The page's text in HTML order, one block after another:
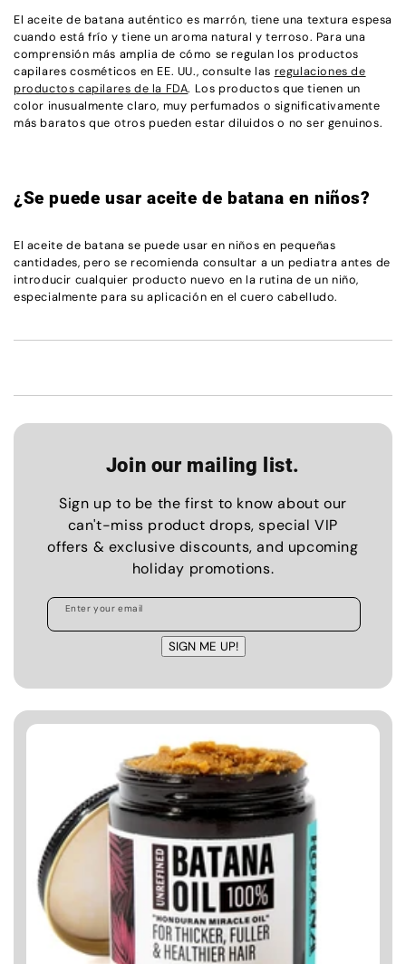
El aceite de batana auténtico es marrón, tiene una textura espesa
cuando está frío y tiene un aroma natural y terroso. Para una
comprensión más amplia de cómo se regulan los productos
capilares cosméticos en EE. UU., consulte las regulaciones de
productos capilares de la FDA. Los productos que tienen un
color inusualmente claro, muy perfumados o significativamente
más baratos que otros pueden estar diluidos o no ser genuinos.
¿Se puede usar aceite de batana en niños?
El aceite de batana se puede usar en niños en pequeñas
cantidades, pero se recomienda consultar a un pediatra antes de
introducir cualquier producto nuevo en la rutina de un niño,
especialmente para su aplicación en el cuero cabelludo.
Join our mailing list.
Sign up to be the first to know about our
can't-miss product drops, special VIP
offers & exclusive discounts, and upcoming
holiday promotions.
Enter your email
SIGN ME UP!